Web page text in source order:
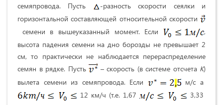
семяпровода. Пусть
-разность скорости сеялки и
горизонтальной составляющей относительной скорости
семени в вышеуказанный момент. Если
,
высота падения семени на дно борозды не превышает 2
см, то практически не наблюдается перераспределение
семян в рядке. Пусть
– скорость (в системе отсчета K)
вылета семени из семяпровода. Если
м/с а
12 км/ч (т.е. 1,67
3,33